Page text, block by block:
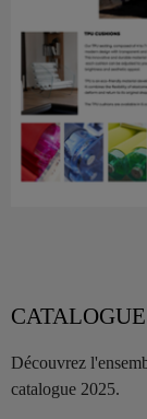
Découvrez
catalogue 2025.